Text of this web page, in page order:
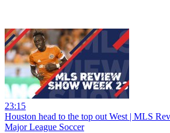
23:15
Houston head to the top out West | MLS
Major League Soccer